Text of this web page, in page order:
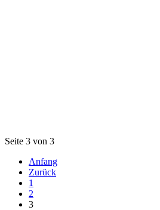
Seite 3 von 3
Anfang
Zurück
1
2
3